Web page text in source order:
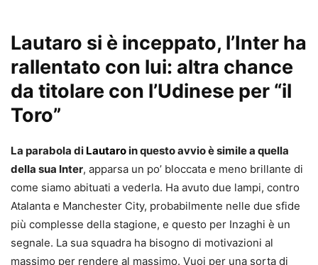
Lautaro si è inceppato, l’Inter ha
rallentato con lui: altra chance
da titolare con l’Udinese per “il
Toro”
La parabola di Lautaroin questo avvio è simile a quella
della sua Inter, apparsa un po’ bloccata e meno brillante di
come siamo abituati a vederla. Ha avuto due lampi, contro
Atalanta e Manchester City, probabilmente nelle due sfide
più complesse della stagione, e questo per Inzaghi è un
segnale. La sua squadra ha bisogno di motivazioni al
massimo per rendere al massimo. Vuoi per una sorta di